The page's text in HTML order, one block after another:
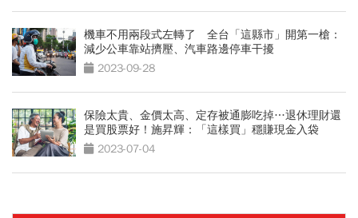
機車不用兩段式左轉了 全台「這縣市」開第一槍：
減少公車靠站擠壓、汽車路邊停車干擾
2023-09-28
保險太貴、金價太高、定存被通膨吃掉…退休理財還
是買股票好！施昇輝：「這樣買」穩賺現金入袋
2023-07-04